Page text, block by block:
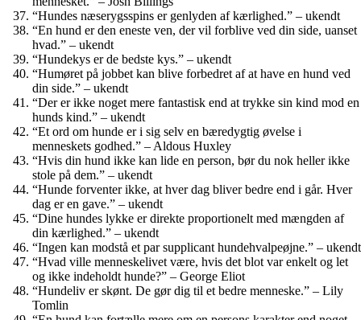
“Hundes næserygsspins er genlyden af kærlighed.” – ukendt
“En hund er den eneste ven, der vil forblive ved din side, uanset
hvad.” – ukendt
“Hundekys er de bedste kys.” – ukendt
“Humøret på jobbet kan blive forbedret af at have en hund ved
din side.” – ukendt
“Der er ikke noget mere fantastisk end at trykke sin kind mod en
hunds kind.” – ukendt
“Et ord om hunde er i sig selv en bæredygtig øvelse i
menneskets godhed.” – Aldous Huxley
“Hvis din hund ikke kan lide en person, bør du nok heller ikke
stole på dem.” – ukendt
“Hunde forventer ikke, at hver dag bliver bedre end i går. Hver
dag er en gave.” – ukendt
“Dine hundes lykke er direkte proportionelt med mængden af
din kærlighed.” – ukendt
“Ingen kan modstå et par supplicant hundehvalpeøjne.” – ukendt
“Hvad ville menneskelivet være, hvis det blot var enkelt og let
og ikke indeholdt hunde?” – George Eliot
“Hundeliv er skønt. De gør dig til et bedre menneske.” – Lily
Tomlin